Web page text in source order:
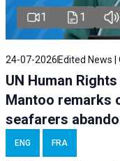
1 1
24-07-2026 Edited News |
UN Human
Mantoo remarks
seafarers
ENG FRA